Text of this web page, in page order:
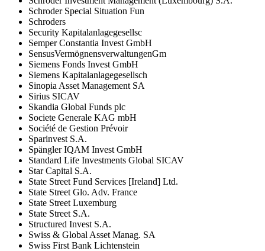
Schroder Special Situation Fun
Schroders
Security Kapitalanlagegesellsc
Semper Constantia Invest GmbH
SensusVermögnensverwaltungenGm
Siemens Fonds Invest GmbH
Siemens Kapitalanlagegesellsch
Sinopia Asset Management SA
Sirius SICAV
Skandia Global Funds plc
Societe Generale KAG mbH
Société de Gestion Prévoir
Sparinvest S.A.
Spängler IQAM Invest GmbH
Standard Life Investments Global SICAV
Star Capital S.A.
State Street Fund Services [Ireland] Ltd.
State Street Glo. Adv. France
State Street Luxemburg
State Street S.A.
Structured Invest S.A.
Swiss & Global Asset Manag. SA
Swiss First Bank Lichtenstein